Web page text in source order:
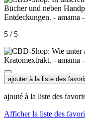
5 / 5
ajouter à la liste des
ajouté à la liste des
Afficher la liste des